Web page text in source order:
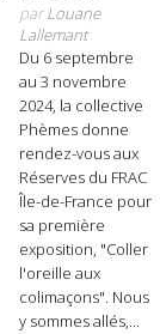
parLouane
Lallemant
Du 6 septembre
au 3 novembre
2024, la collective
Phèmes donne
rendez-vous aux
Réserves du FRAC
Île-de-France pour
sa première
exposition, "Coller
l'oreille aux
colimaçons". Nous
y sommes allés,...